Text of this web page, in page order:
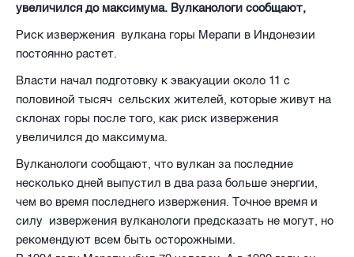
увеличился до максимума. Вулканологи сообщают,
Риск извержения вулкана горы Мерапи в Индонезии
постоянно растет.
Власти начал подготовку к эвакуации около 11 с
половиной тысяч сельских жителей, которые живут на
склонах горы после того, как риск извержения
увеличился до максимума.
Вулканологи сообщают, что вулкан за последние
несколько дней выпустил в два раза больше энергии,
чем во время последнего извержения. Точное время и
силу извержения вулканологи предсказать не могут, но
рекомендуют всем быть осторожными.